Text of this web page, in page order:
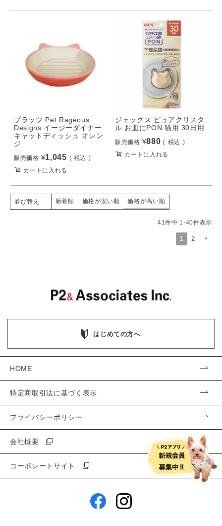
プラッツ Pet Rageous
Designs イージーダイナー
キャットディッシュ オレン
ジ
販売価格 ¥1,045
税込
カートに入れる
ジェックス ピュアクリスタ
ル お皿にPON 猫用 30日用
販売価格 ¥880
税込
カートに入れる
並び替え 新着順 価格が安い順 価格が高い順
41件中 1-40件表示
1 2
はじめての方へ
HOME
特定商取引法に基づく表示
プライバシーポリシー
会社概要
コーポレートサイト